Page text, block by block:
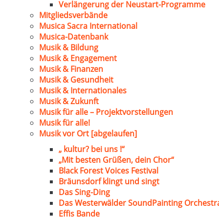
Verlängerung der Neustart-Programme
Mitgliedsverbände
Musica Sacra International
Musica-Datenbank
Musik & Bildung
Musik & Engagement
Musik & Finanzen
Musik & Gesundheit
Musik & Internationales
Musik & Zukunft
Musik für alle – Projektvorstellungen
Musik für alle!
Musik vor Ort [abgelaufen]
„ kultur? bei uns !“
„Mit besten Grüßen, dein Chor“
Black Forest Voices Festival
Bräunsdorf klingt und singt
Das Sing-Ding
Das Westerwälder SoundPainting
Effis Bande